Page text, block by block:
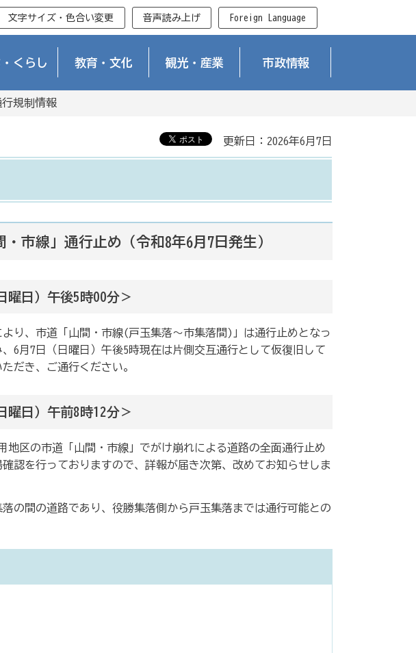
文字サイズ・色合い変更 音声読み上げ Foreign Language
くらし 教育・文化 観光・産業 市政情報
規制情報
更新日：2026年6月7日
市線」通行止め（令和8年6月7日発生）
曜日）午後5時00分＞
り、市道「山間・市線(戸玉集落～市集落間)」は通行止めとなっ
6月7日（日曜日）午後5時現在は片側交互通行として仮復旧して
だき、ご通行ください。
曜日）午前8時12分＞
地区の市道「山間・市線」でがけ崩れによる道路の全面通行止め
認を行っておりますので、詳報が届き次第、改めてお知らせしま
の間の道路であり、役勝集落側から戸玉集落までは通行可能との